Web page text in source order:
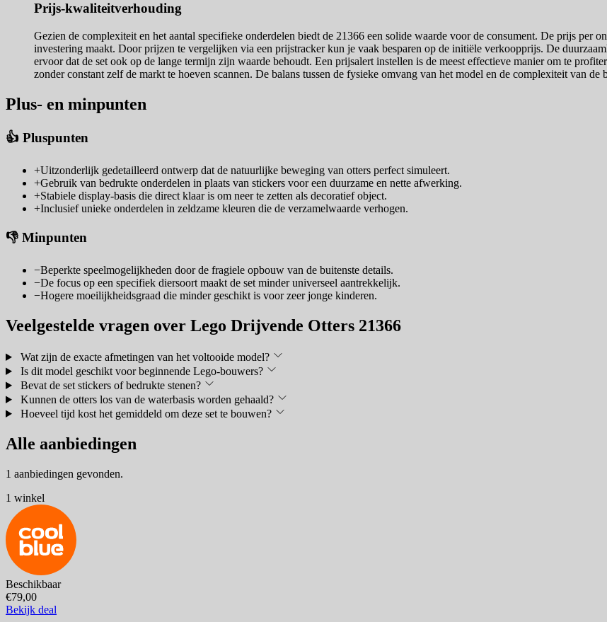
Prijs-kwaliteitverhouding
Gezien de complexiteit en het aantal specifieke onderdelen biedt de 21366 een solide waarde voor de consument. De prijs per
investering maakt. Door prijzen te vergelijken via een prijstracker kun je vaak besparen op de initiële verkoopprijs. De
ervoor dat de set ook op de lange termijn zijn waarde behoudt. Een prijsalert instellen is de meest effectieve manier om te
zonder constant zelf de markt te hoeven scannen. De balans tussen de fysieke omvang van het model en de complexiteit van
Plus- en minpunten
👍 Pluspunten
+Uitzonderlijk gedetailleerd ontwerp dat de natuurlijke beweging van otters perfect simuleert.
+Gebruik van bedrukte onderdelen in plaats van stickers voor een duurzame en nette afwerking.
+Stabiele display-basis die direct klaar is om neer te zetten als decoratief object.
+Inclusief unieke onderdelen in zeldzame kleuren die de verzamelwaarde verhogen.
👎 Minpunten
−Beperkte speelmogelijkheden door de fragiele opbouw van de buitenste details.
−De focus op een specifiek diersoort maakt de set minder universeel aantrekkelijk.
−Hogere moeilijkheidsgraad die minder geschikt is voor zeer jonge kinderen.
Veelgestelde vragen over Lego Drijvende Otters 21366
Wat zijn de exacte afmetingen van het voltooide model?
Is dit model geschikt voor beginnende Lego-bouwers?
Bevat de set stickers of bedrukte stenen?
Kunnen de otters los van de waterbasis worden gehaald?
Hoeveel tijd kost het gemiddeld om deze set te bouwen?
Alle aanbiedingen
1 aanbiedingen gevonden.
1 winkel
Beschikbaar
€79,00
Bekijk deal